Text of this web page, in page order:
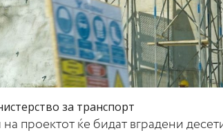
за транспорт
проектот ќе бидат вградени